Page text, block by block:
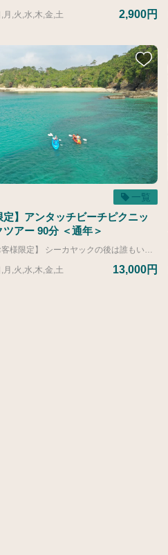
月,火,水,木,金,土 2,900円
一覧
定】アンタッチビーチピクニッ
ツアー 90分 ＜通年＞
【ご宿泊のお客様限定】 シーカヤックの後は誰もいないビーチでのんびり サンゴ礁の上を進み、かわいいトロピカルフィッシュにご挨拶！ シーカヤックを楽しんだ後は無人のビーチでのんびりと過ごしましょう。 ※各回ワンちゃんが１匹ご参加いただけます。（宿泊者のみ） ご参加される場合は申込画面のオプションより追加していただく必要がございます。
月,火,水,木,金,土 13,000円